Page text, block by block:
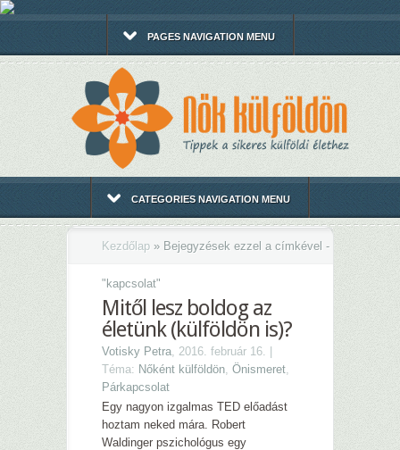
PAGES NAVIGATION MENU
CATEGORIES NAVIGATION MENU
Kezdőlap » Bejegyzések ezzel a címkével -
" kapcsolat"
Mitől lesz boldog az
életünk (külföldön is)?
Votisky Petra, 2016. február 16. |
Téma: Nőként külföldön, Önismeret,
Párkapcsolat
Egy nagyon izgalmas TED előadást
hoztam neked mára. Robert
Waldinger pszichológus egy